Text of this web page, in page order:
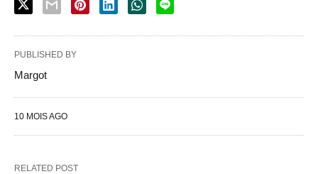
PUBLISHED BY
Margot
10 MOIS AGO
RELATED POST